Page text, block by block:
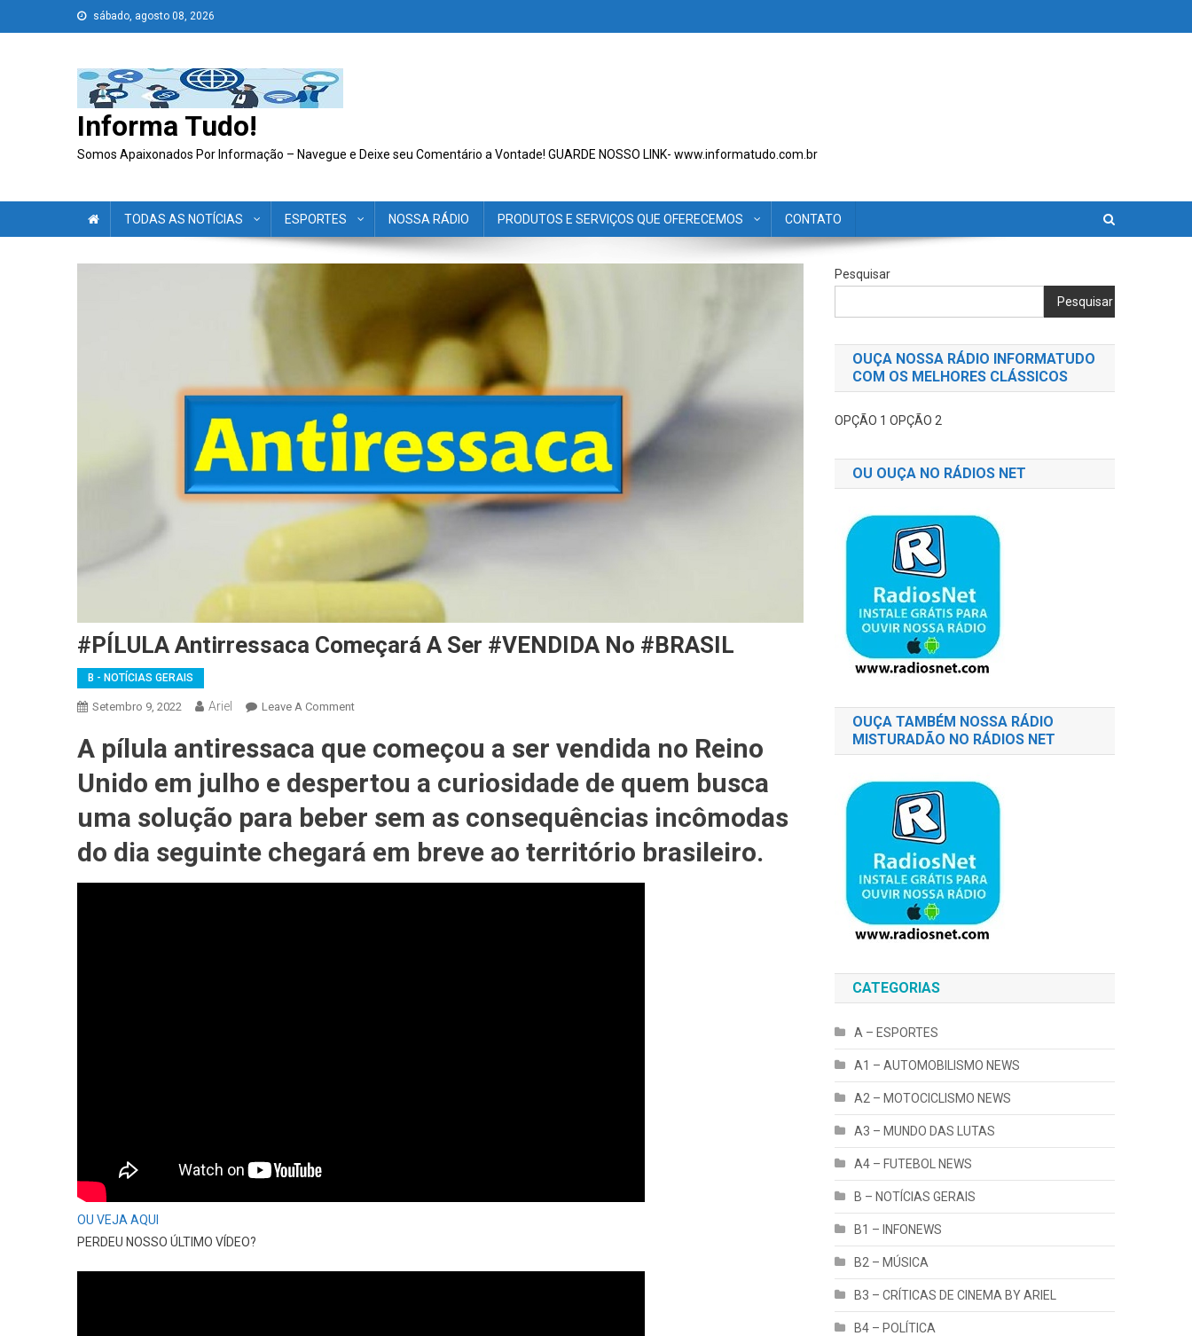
to
sábado, agosto 08, 2026
Informa Tudo!
Somos Apaixonados Por Informação – Navegue e Deixe seu Comentário a Vontade! GUARDE NOSSO LINK- www.informatudo.com.br
TODAS AS NOTÍCIAS ESPORTES NOSSA RÁDIO PRODUTOS E SERVIÇOS QUE OFERECEMOS CONTATO
#PÍLULA Antirressaca Começará A Ser #VENDIDA No #BRASIL
B - NOTÍCIAS GERAIS
Setembro 9, 2022 Ariel Leave A CommentOn
Antirressaca
A
#VENDIDA
No
A pílula antiressaca que começou a ser vendida no Reino
Unido em julho e despertou a curiosidade de quem busca
uma solução para beber sem as consequências incômodas
do dia seguinte chegará em breve ao território brasileiro.
OU VEJA AQUI
PERDEU NOSSO ÚLTIMO VÍDEO?
Pesquisar
Pesquisar
OUÇA NOSSA RÁDIO INFORMATUDO
COM OS MELHORES CLÁSSICOS
OPÇÃO 1OPÇÃO 2
OU OUÇA NO RÁDIOS NET
OUÇA TAMBÉM NOSSA RÁDIO
MISTURADÃO NO RÁDIOS NET
CATEGORIAS
A – ESPORTES
A1 – AUTOMOBILISMO NEWS
A2 – MOTOCICLISMO NEWS
A3 – MUNDO DAS LUTAS
A4 – FUTEBOL NEWS
B – NOTÍCIAS GERAIS
B1 – INFONEWS
B2 – MÚSICA
B3 – CRÍTICAS DE CINEMA BY ARIEL
B4 – POLÍTICA